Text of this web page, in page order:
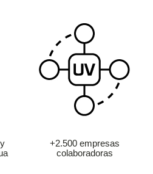
+2.500 empresas
colaboradoras